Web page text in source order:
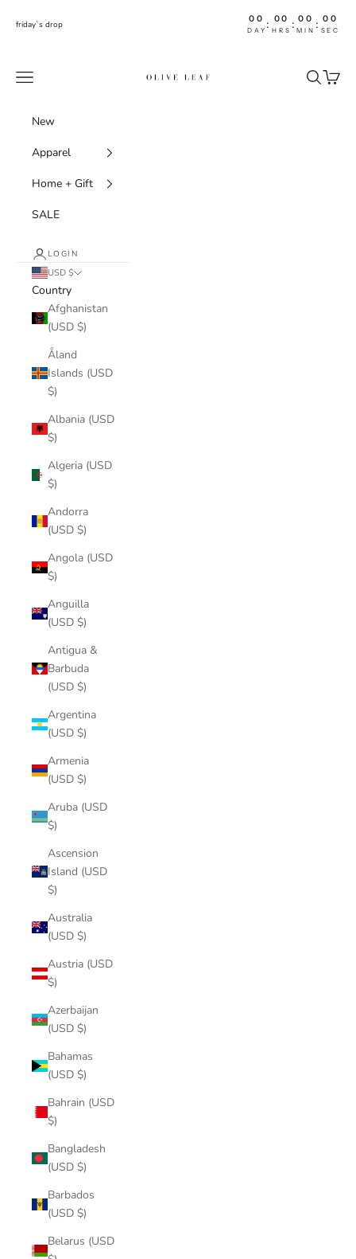
friday`s drop 00
DAY : 00
HRS : 00
MIN : 00
SEC
Navigation menu Search
Cart
New
Apparel
Home + Gift
SALE
LOGIN
USD $
Country
Afghanistan
(USD $)
Åland
Islands (USD
$)
Albania (USD
$)
Algeria (USD
$)
Andorra
(USD $)
Angola (USD
$)
Anguilla
(USD $)
Antigua &
Barbuda
(USD $)
Argentina
(USD $)
Armenia
(USD $)
Aruba (USD
$)
Ascension
Island (USD
$)
Australia
(USD $)
Austria (USD
$)
Azerbaijan
(USD $)
Bahamas
(USD $)
Bahrain (USD
$)
Bangladesh
(USD $)
Barbados
(USD $)
Belarus (USD